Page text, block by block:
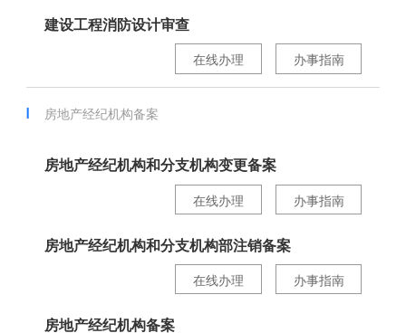
建设工程消防设计审查
办事指南
在线办理
房地产经纪机构备案
房地产经纪机构和分支机构变更备案
办事指南
在线办理
房地产经纪机构和分支机构部注销备案
办事指南
在线办理
房地产经纪机构备案